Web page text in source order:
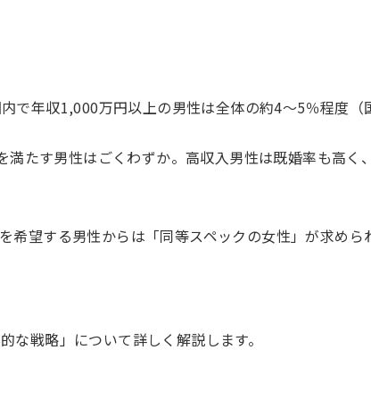
で年収1,000万円以上の男性は全体の約4〜5％程度（
たす男性はごくわずか。高収入男性は既婚率も高く、
希望する男性からは「同等スペックの女性」が求めら
戦略」について詳しく解説します。